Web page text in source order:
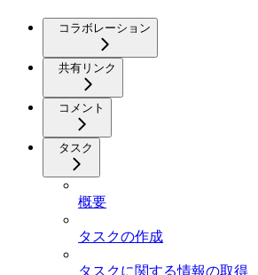
コラボレーション
共有リンク
コメント
タスク
概要
タスクの作成
タスクに関する情報の取得